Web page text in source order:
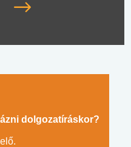
dolgozatíráskor?